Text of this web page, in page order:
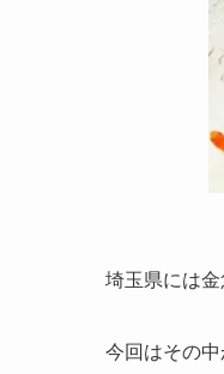
埼玉県には
今回はその中